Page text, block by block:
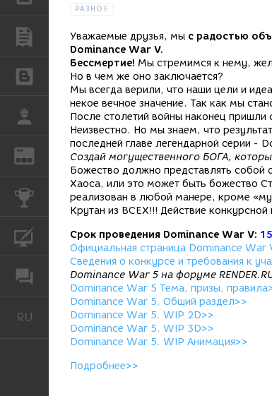
ПУБЛИКАЦИИ
БЛОГИ
РАБОТА
REN ЖУРНАЛ
КОНКУРСЫ
КУРСЫ
ФОРУМ
RU Русский
РАЗНОЕ
Уважаемые друзья, мы с радостью
Dominance War V.
Бессмертие! Мы стремимся к нему,
Но в чем же оно заключается?
Мы всегда верили, что наши цели и
некое вечное значение. Так как мы
После столетий войны наконец
Неизвестно. Но мы знаем, что
последней главе легендарной серии -
Создай могущественного БОГА,
Божество должно представлять
Хаоса, или это может быть божество
реализован в любой манере, кроме
Крутан из ВСЕХ!!! Действие
Срок проведения Dominance War V:
Официальная страница Dominance War
Сведения о конкурсе и требования к
Dominance War 5 на форуме
Dominance War 5 Тема, призы,
Dominance War 5. Общий раздел>>
Dominance War 5. WIP 2D>>
Dominance War 5. WIP 3D>>
Dominance War 5. WIP Анимация>>
Подробнее>>